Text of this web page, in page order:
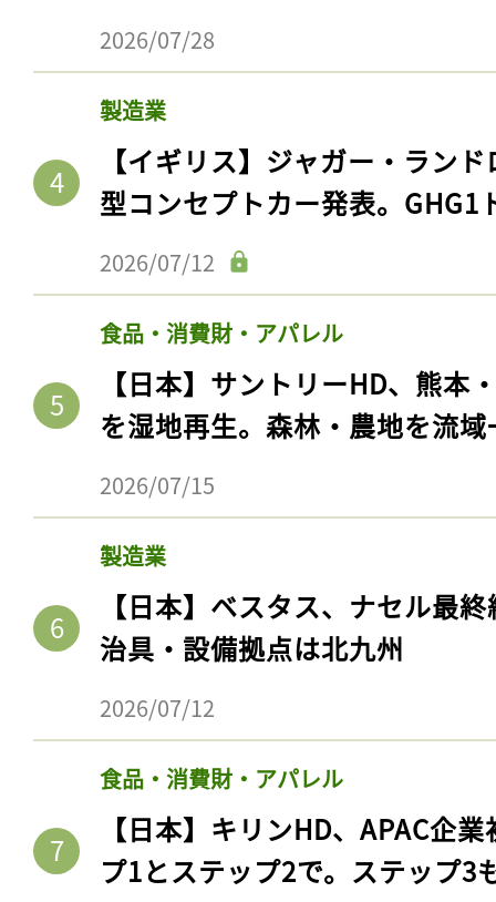
2026/07/28
製造業
【イギリス】ジャガー・ラン
型コンセプトカー発表。GHG1
2026/07/12
食品・消費財・アパレル
【日本】サントリーHD、熊本
を湿地再生。森林・農地を流
2026/07/15
製造業
【日本】ベスタス、ナセル最
治具・設備拠点は北九州
2026/07/12
食品・消費財・アパレル
【日本】キリンHD、APAC企
プ1とステップ2で。ステップ3
記事をお気に入りに